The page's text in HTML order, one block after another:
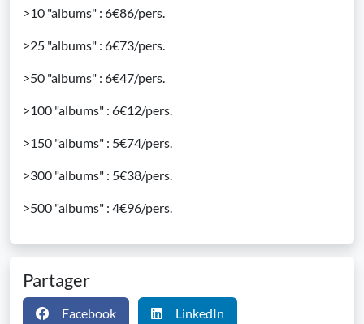
>10 "albums" : 6€86/pers.
>25 "albums" : 6€73/pers.
>50 "albums" : 6€47/pers.
>100 "albums" : 6€12/pers.
>150 "albums" : 5€74/pers.
>300 "albums" : 5€38/pers.
>500 "albums" : 4€96/pers.
Partager
Facebook LinkedIn